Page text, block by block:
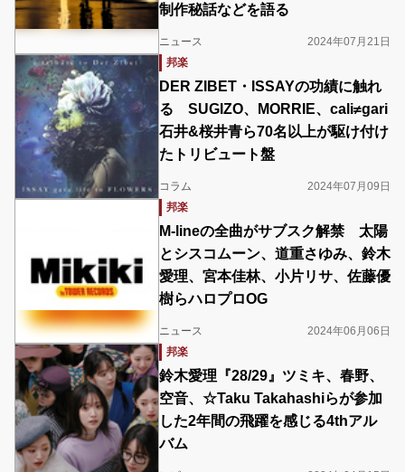
制作秘話などを語る
ニュース
2024年07月21日
邦楽
DER ZIBET・ISSAYの功績に触れ
る SUGIZO、MORRIE、cali≠gari
石井&桜井青ら70名以上が駆け付け
たトリビュート盤
コラム
2024年07月09日
邦楽
M-lineの全曲がサブスク解禁 太陽
とシスコムーン、道重さゆみ、鈴木
愛理、宮本佳林、小片リサ、佐藤優
樹らハロプロOG
ニュース
2024年06月06日
邦楽
鈴木愛理『28/29』ツミキ、春野、
空音、☆Taku Takahashiらが参加
した2年間の飛躍を感じる4thアル
バム